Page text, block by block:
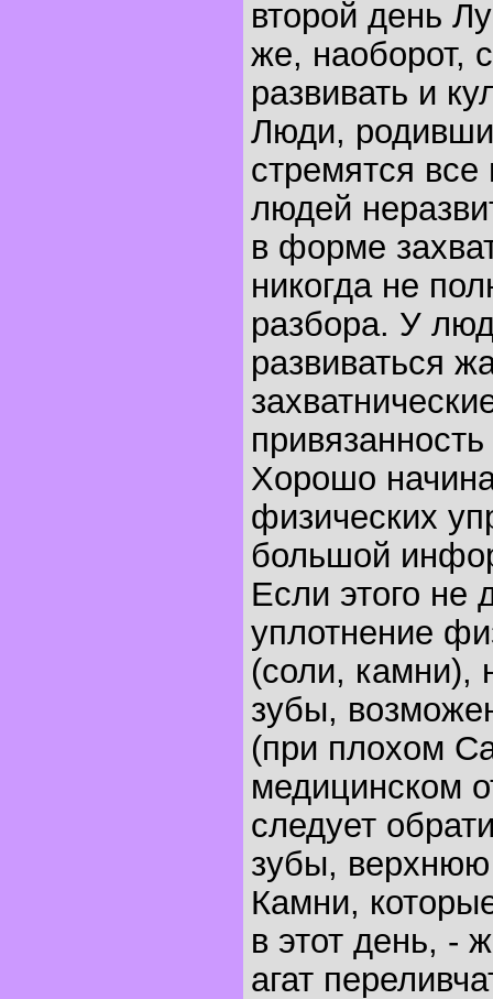
второй день
же, наоборот,
развивать и
Люди,
стремятся
людей
в форме
никогда не
разбора. У
развиваться
Хорошо
физических
большой
Если этого не
уплотнение
(соли, камни),
зубы,
(при плохом
медицинском
следует
зубы, верхнюю
Камни,
в этот день, -
агат